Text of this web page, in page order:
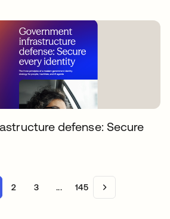
defense: Secure
2 3 ... 145